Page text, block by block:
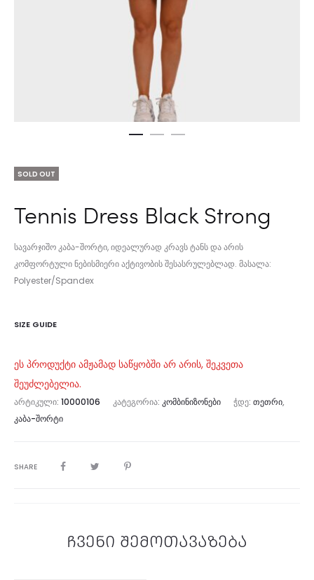
SOLD OUT
Tennis Dress Black Strong
სავარჯიშო კაბა-შორტი, იდეალურად კრავს ტანს და არის
კომფორტული ნებისმიერი აქტივობის შესასრულებლად. მასალა:
Polyester/Spandex
SIZE GUIDE
ეს პროდუქტი ამჟამად საწყობში არ არის, შეკვეთა
შეუძლებელია.
ᲐᲠᲢᲘᲙᲣᲚᲘ: 10000106 ᲙᲐᲢᲔᲒᲝᲠᲘᲐ: ᲙᲝᲛᲑᲘᲜᲘᲖᲝᲜᲔᲑᲘ ᲭᲓᲔ: ᲗᲔᲗᲠᲘ,
ᲙᲐᲑᲐ-ᲨᲝᲠᲢᲘ
SHARE
ჩვენი შემოთავაზება